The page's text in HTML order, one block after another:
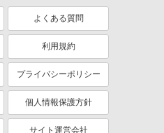
よくある質問
利用規約
プライバシーポリシー
個人情報保護方針
サイト運営会社